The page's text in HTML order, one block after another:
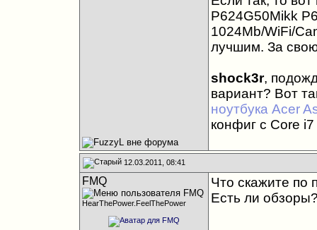
P624G50Mikk
1024Mb/WiFi/
лучшим. За
shock3r,
вариант? Вот
ноутбука Acer
конфиг с Core
12.03.2011, 08:41
FMQ
HearThePower.FeelThePower
Что скажите по
Есть ли